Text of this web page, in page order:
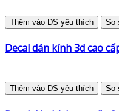
Thêm vào DS yêu thích So
Decal dán kính 3d cao
Thêm vào DS yêu thích So